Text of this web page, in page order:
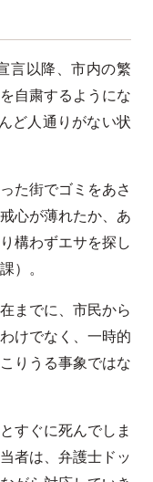
言以降、市内の繁
自粛するようにな
ど人通りがない状
た街でゴミをあさ
心が薄れたか、あ
構わずエサを探し
）。
までに、市民から
けでなく、一時的
りうる事象ではな
すぐに死んでしま
者は、弁護士ドッ